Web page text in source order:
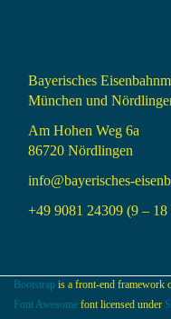
Bayerisches
München und
Am Hohen Weg 6a
86720 Nördlingen
info@bayerisches-
+49 9081 24309 (9 –
Bootstrap is a front-end framework
Font Awesome font licensed under